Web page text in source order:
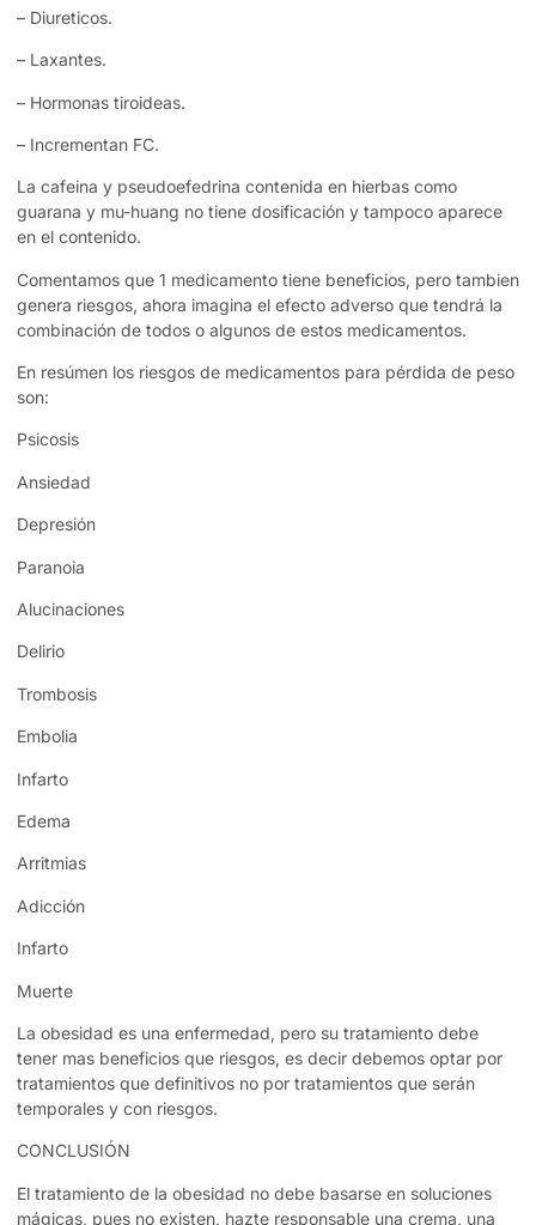
– Diureticos.
– Laxantes.
– Hormonas tiroideas.
– Incrementan FC.
La cafeina y pseudoefedrina contenida en hierbas como
guarana y mu-huang no tiene dosificación y tampoco aparece
en el contenido.
Comentamos que 1 medicamento tiene beneficios, pero tambien
genera riesgos, ahora imagina el efecto adverso que tendrá la
combinación de todos o algunos de estos medicamentos.
En resúmen los riesgos de medicamentos para pérdida de peso
son:
Psicosis
Ansiedad
Depresión
Paranoia
Alucinaciones
Delirio
Trombosis
Embolia
Infarto
Edema
Arritmias
Adicción
Infarto
Muerte
La obesidad es una enfermedad, pero su tratamiento debe
tener mas beneficios que riesgos, es decir debemos optar por
tratamientos que definitivos no por tratamientos que serán
temporales y con riesgos.
CONCLUSIÓN
El tratamiento de la obesidad no debe basarse en soluciones
mágicas, pues no existen, hazte responsable una crema, una